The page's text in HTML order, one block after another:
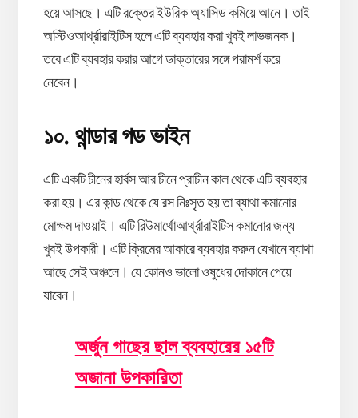
হয়ে আসছে। এটি রক্তের ইউরিক অ্যাসিড কমিয়ে আনে। তাই
অস্টিওআর্থ্রারাইটিস হলে এটি ব্যবহার করা খুবই লাভজনক।
তবে এটি ব্যবহার করার আগে ডাক্তারের সঙ্গে পরামর্শ করে
নেবেন।
১০. থান্ডার গড ভাইন
এটি একটি চীনের হার্বস আর চীনে প্রাচীন কাল থেকে এটি ব্যবহার
করা হয়। এর কান্ড থেকে যে রস নিঃসৃত হয় তা ব্যাথা কমানোর
মোক্ষম দাওয়াই। এটি রিউমার্থোআর্থ্রারাইটিস কমানোর জন্য
খুবই উপকারী। এটি ক্রিমের আকারে ব্যবহার করুন যেখানে ব্যাথা
আছে সেই অঞ্চলে। যে কোনও ভালো ওষুধের দোকানে পেয়ে
যাবেন।
অর্জুন গাছের ছাল ব্যবহারের ১৫টি
অজানা উপকারিতা